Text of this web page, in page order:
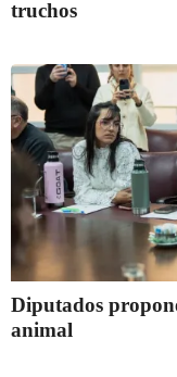
truchos
Diputados
animal